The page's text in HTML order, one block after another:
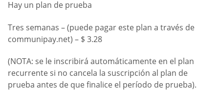
Hay un plan de prueba
Tres semanas – (puede pagar este plan a través de
communipay.net) – $ 3.28
(NOTA: se le inscribirá automáticamente en el plan
recurrente si no cancela la suscripción al plan de
prueba antes de que finalice el período de prueba).